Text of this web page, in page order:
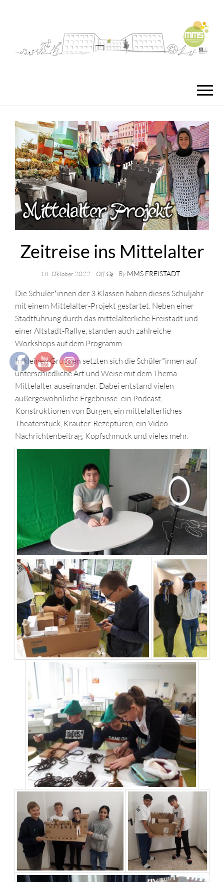
Zeitreise ins Mittelalter
18. Oktober 2022 Off By MMS FREISTADT
Die Schüler*innen der 3.Klassen haben dieses Schuljahr
mit einem Mittelalter-Projekt gestartet. Neben einer
Stadtführung durch das mittelalterliche Freistadt und
einer Altstadt-Rallye, standen auch zahlreiche
Workshops auf dem Programm.
In kleinen Gruppen setzten sich die Schüler*innen auf
unterschiedliche Art und Weise mit dem Thema
Mittelalter auseinander. Dabei entstand vielen
außergewöhnliche Ergebnisse: ein Podcast,
Konstruktionen von Burgen, ein mittelalterliches
Theaterstück, Kräuter-Rezepturen, ein Video-
Nachrichtenbeitrag, Kopfschmuck und vieles mehr.